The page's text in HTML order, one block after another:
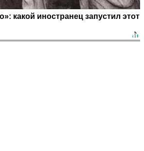
какой иностранец запустил этот